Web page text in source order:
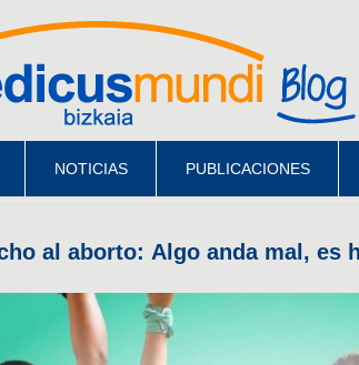
NOTICIAS PUBLICACIONES
al aborto: Algo anda mal, es